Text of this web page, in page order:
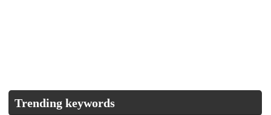
Trending keywords